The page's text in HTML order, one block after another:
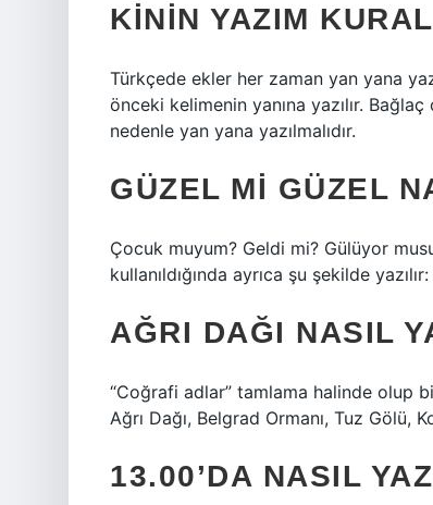
KININ YAZIM
Türkçede ekler her zaman yan yana
önceki kelimenin yanına yazılır.
nedenle yan yana yazılmalıdır.
GÜZEL MI GÜZEL
Çocuk muyum? Geldi mi? Gülüyor
kullanıldığında ayrıca şu şekilde
AĞRI DAĞI NASIL
“Coğrafi adlar” tamlama halinde olup
Ağrı Dağı, Belgrad Ormanı, Tuz Gölü,
13.00’DA NASIL